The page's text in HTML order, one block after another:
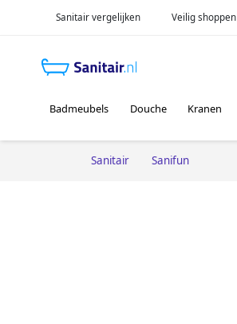
Sanitair vergelijken Veilig shoppen
Badmeubels Douche Kranen
Sanitair Sanifun